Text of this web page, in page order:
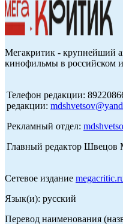
Мегакритик - крупнейший
кинофильмы в российском
Телефон редакции:
редакции:
Рекламный отдел:
Главный редактор
Сетевое издание
Язык(и): русский
Перевод наименования